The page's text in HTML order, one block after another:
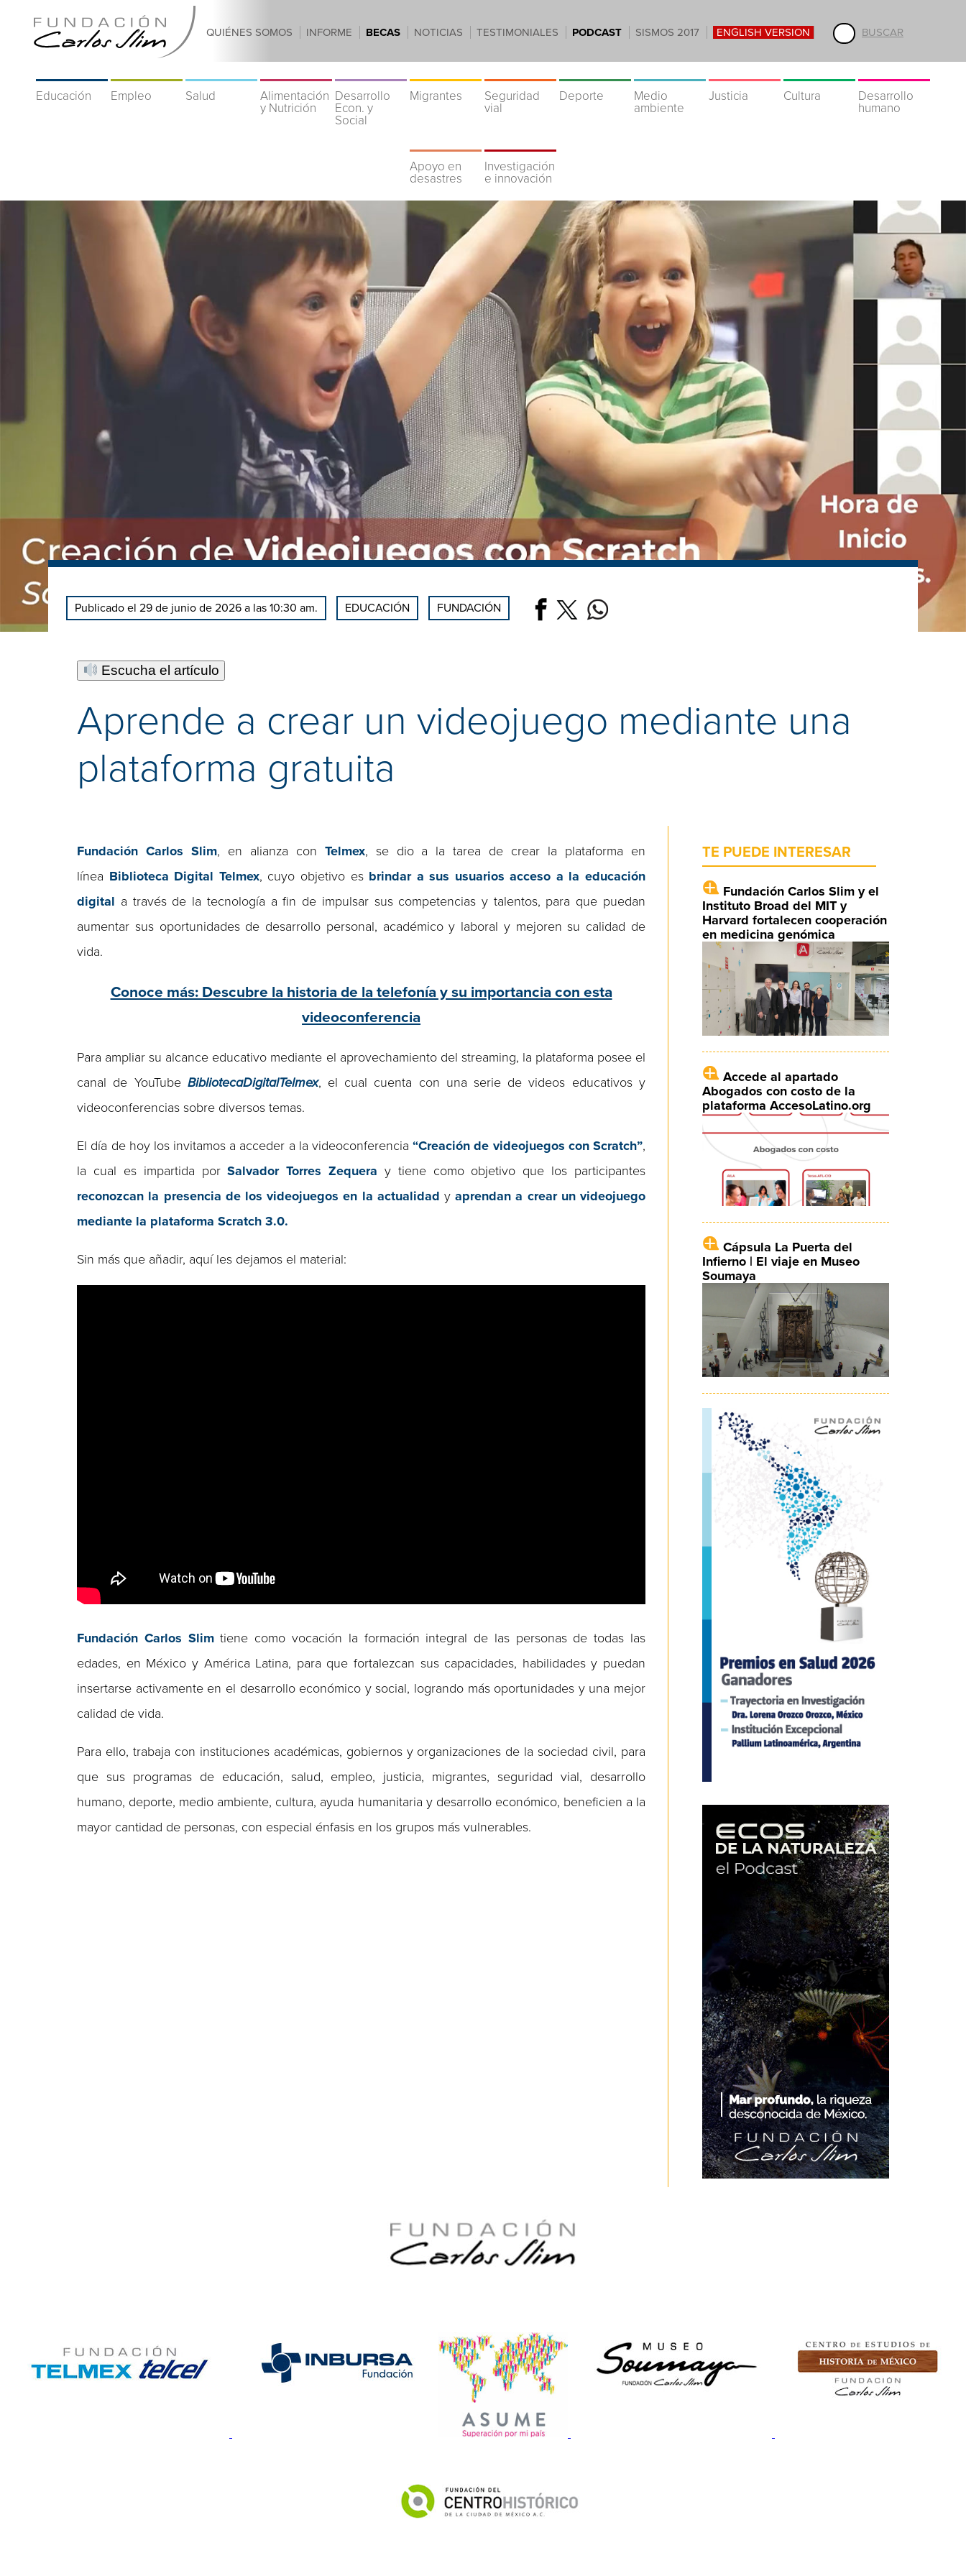
BUSCAR
QUIÉNES SOMOS INFORME BECAS NOTICIAS TESTIMONIALES PODCAST SISMOS 2017 ENGLISH VERSION
Educación Empleo Salud
Alimentación
y Nutrición
Desarrollo
Econ. y
Social
Migrantes
Seguridad
vial
Deporte
Medio
ambiente
Justicia Cultura
Desarrollo
humano
Apoyo en
desastres
Investigación
e innovación
Publicado el 29 de junio de 2026 a las 10:30 am. EDUCACIÓN FUNDACIÓN
Escucha el artículo
Aprende a crear un videojuego mediante una
plataforma gratuita
Fundación Carlos Slim, en alianza con Telmex, se dio a la tarea de crear la plataforma en
línea Biblioteca Digital Telmex, cuyo objetivo es brindar a sus usuarios acceso a la educación
digital a través de la tecnología a fin de impulsar sus competencias y talentos, para que puedan
aumentar sus oportunidades de desarrollo personal, académico y laboral y mejoren su calidad de
vida.
Conoce más: Descubre la historia de la telefonía y su importancia con esta
videoconferencia
Para ampliar su alcance educativo mediante el aprovechamiento del streaming, la plataforma posee el
canal de YouTube BibliotecaDigitalTelmex, el cual cuenta con una serie de videos educativos y
videoconferencias sobre diversos temas.
El día de hoy los invitamos a acceder a la videoconferencia“Creación de videojuegos con Scratch”,
la cual es impartida porSalvador Torres Zequera y tiene como objetivo que los participantes
reconozcan la presencia de los videojuegos en la actualidad yaprendan a crear un videojuego
mediante la plataforma Scratch 3.0.
Sin más que añadir, aquí les dejamos el material:
Fundación Carlos Slimtiene como vocación la formación integral de las personas de todas las
edades, en México y América Latina, para que fortalezcan sus capacidades, habilidades y puedan
insertarse activamente en el desarrollo económico y social, logrando más oportunidades y una mejor
calidad de vida.
Para ello, trabaja con instituciones académicas, gobiernos y organizaciones de la sociedad civil, para
que sus programas de educación, salud, empleo, justicia, migrantes, seguridad vial, desarrollo
humano, deporte, medio ambiente, cultura, ayuda humanitaria y desarrollo económico, beneficien a la
mayor cantidad de personas, con especial énfasis en los grupos más vulnerables.
TE PUEDE INTERESAR
Fundación Carlos Slim y el
Instituto Broad del MIT y
Harvard fortalecen cooperación
en medicina genómica
Accede al apartado
Abogados con costo de la
plataforma AccesoLatino.org
Cápsula La Puerta del
Infierno | El viaje en Museo
Soumaya